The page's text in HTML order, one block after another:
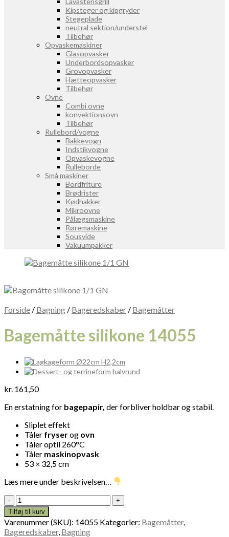
Kipsteger og kipgryder
Stegeplade
neutral sektion/understel
Tilbehør
Opvaskemaskiner
Glasopvasker
Underbordsopvasker
Grovopvasker
Hætteopvasker
Tilbehør
Ovne
Combi ovne
konvektionsovn
Tilbehør
Rullebord/vogne
Bakkevogn
Indstikvogne
Opvaskevogne
Rulleborde
Små maskiner
Bordfriture
Brødrister
Kødhakker
Mikroovne
Pålægsmaskine
Røremaskine
Sousvide
Vakuumpakker
Forside / Bagning / Bageredskaber / Bagemåtter
Bagemåtte silikone 14055
kr. 161,50
En erstatning for bagepapir, der forbliver holdbar og stabil.
Sliplet effekt
Tåler fryserog ovn
Tåler optil 260°C
Tåler maskinopvask
53 × 32,5 cm
Læs mere under beskrivelsen…
Bagemåtte
silikone
14055
antal
Tilføj til kurv
Varenummer (SKU): 14055 Kategorier: Bagemåtter,
Bageredskaber, Bagning